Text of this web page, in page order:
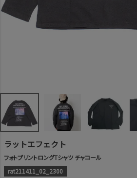
ラットエフェクト
フォトプリントロングTシャツ チャコール
rat211411_02_2300